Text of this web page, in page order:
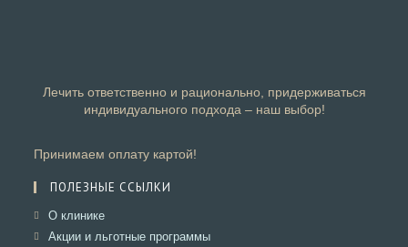
Лечить ответственно и рационально, придерживаться
индивидуального подхода – наш выбор!
Принимаем оплату картой!
ПОЛЕЗНЫЕ ССЫЛКИ
О клиникеОткроется
в
Акции и льготные программыОткроется